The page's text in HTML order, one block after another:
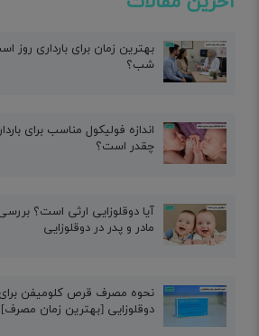
بهترین زمان برای بارداری روز
شب؟
اندازه فولیکول مناسب برای
چقدر است؟
آیا دوقلوزایی ارثی است؟
مادر و پدر در دوقلوزایی
نحوه مصرف قرص کلومیفن برای
دوقلوزایی [بهترین زمان مصرف]